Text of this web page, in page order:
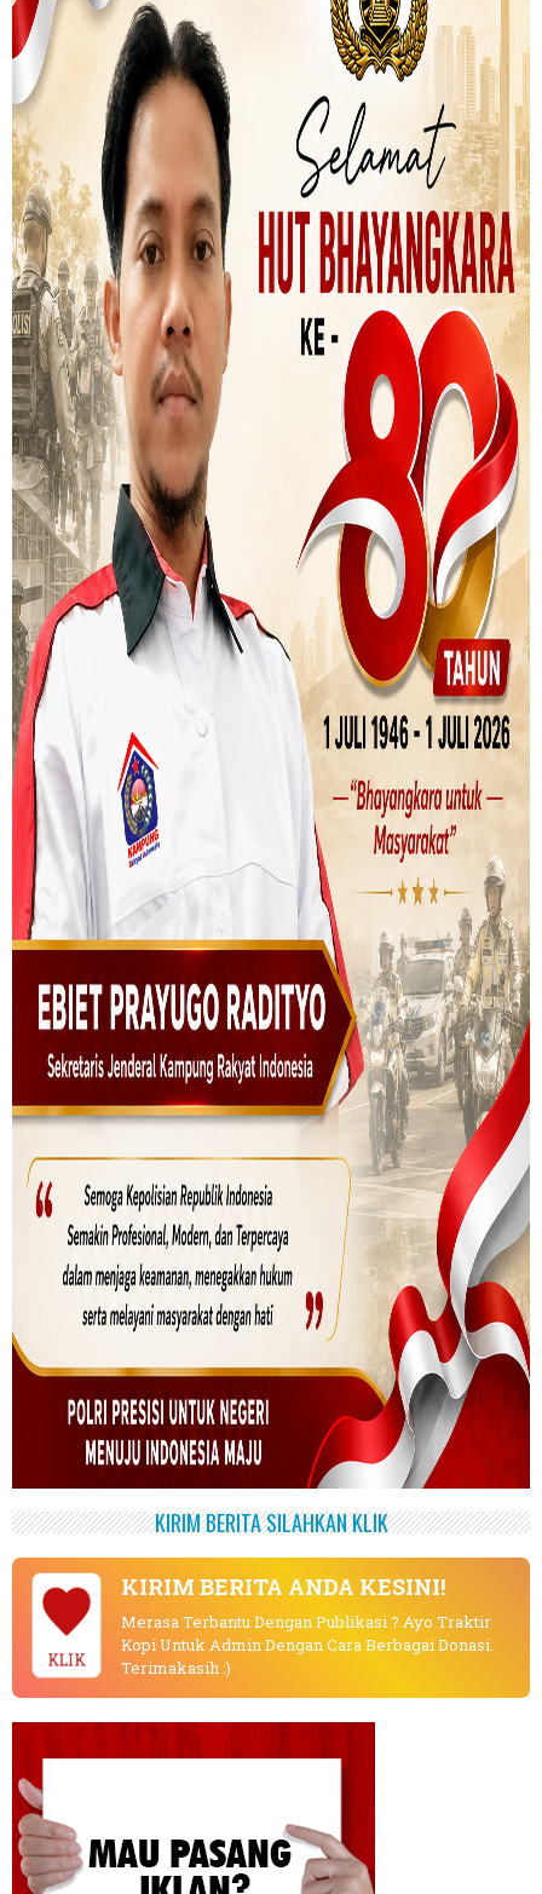
KIRIM BERITA SILAHKAN KLIK
KLIK
KIRIM BERITA ANDA KESINI!
Merasa Terbantu Dengan Publikasi ? Ayo Traktir
Kopi Untuk Admin Dengan Cara Berbagai Donasi.
Terimakasih :)